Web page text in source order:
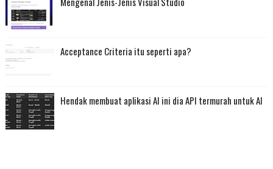
Acceptance Criteria itu seperti apa?
Hendak membuat aplikasi AI ini dia API termurah untuk AI